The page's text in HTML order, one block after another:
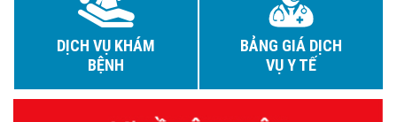
DỊCH VỤ KHÁM
BỆNH
BẢNG GIÁ DỊCH
VỤ Y TẾ